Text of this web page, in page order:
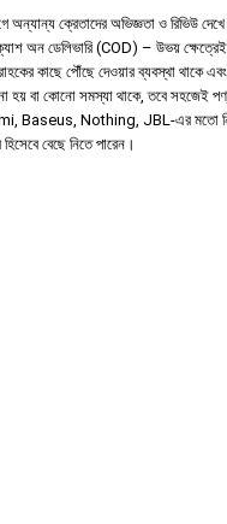
ক্রেতাদের অভিজ্ঞতা ও রিভিউ দেখে
অন ডেলিভারি (COD) – উভয় ক্ষেত্রেই
কাছে পৌঁছে দেওয়ার ব্যবস্থা থাকে এবং
হয় বা কোনো সমস্যা থাকে, তবে সহজেই
Baseus, Nothing, JBL-এর মতো
বেছে নিতে পারেন।